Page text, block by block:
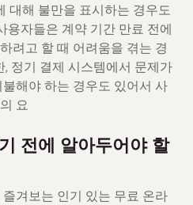
대해 불만을 표시하는 경우도
용자들은 계약 기간 만료 전에
려고 할 때 어려움을 겪는 경
정기 결제 시스템에서 문제가
해야 하는 경우도 있어서 사
요
전에 알아두어야 할
겨보는 인기 있는 무료 온라